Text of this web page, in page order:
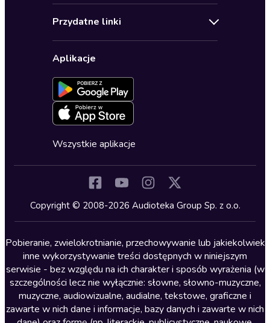
Biznes, marketing, ekonomia
Dla młodzieży
Kryminały
Lektury szkolne
Literatura anglojęzyczna
Literatura faktu
Literatura obyczajowa
Literatura piękna obca
Ustawienia prywatności
Formularz zgłaszania nielegalnych treści
Deklaracja dostępności
Karnety
Oferta dla firm i bibliotek
Przydatne linki
Dołącz do newslettera
Blog
Zapowiedzi
Cykle audiobooków
Aplikacje
Wszystkie aplikacje
Copyright © 2008-2026 Audioteka Group Sp. z o.o.
Pobieranie, zwielokrotnianie, przechowywanie lub jakiekolwiek
inne wykorzystywanie treści dostępnych w niniejszym
serwisie - bez względu na ich charakter i sposób wyrażenia (w
szczególności lecz nie wyłącznie: słowne, słowno-muzyczne,
muzyczne, audiowizualne, audialne, tekstowe, graficzne i
zawarte w nich dane i informacje, bazy danych i zawarte w nich